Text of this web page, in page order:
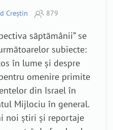
Creștin 879
săptămânii” se
subiecte:
în lume și despre
omenire primite
din Israel în
Mijlociu în general.
noi știri și reportaje